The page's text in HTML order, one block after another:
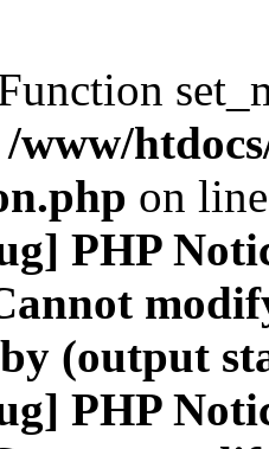
/www/
on
PHP
(output
PHP